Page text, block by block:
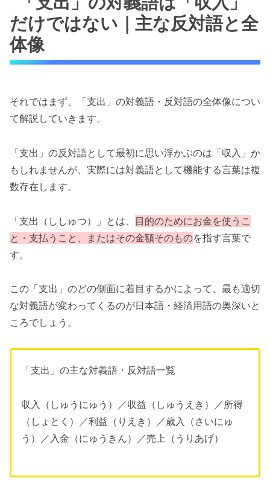
だけではない｜主な反対語と全
体像
それではまず、「支出」の対義語・反対語の全体像につい
て解説していきます。
「支出」の反対語として最初に思い浮かぶのは「収入」か
もしれませんが、実際には対義語として機能する言葉は複
数存在します。
「支出（ししゅつ）」とは、 目的のためにお金を使うこ
と・支払うこと、またはその金額そのものを指す言葉で
す。
この「支出」のどの側面に着目するかによって、最も適切
な対義語が変わってくるのが日本語・経済用語の奥深いと
ころでしょう。
「支出」の主な対義語・反対語一覧
収入（しゅうにゅう）／収益（しゅうえき）／所得
（しょとく）／利益（りえき）／歳入（さいにゅ
う）／入金（にゅうきん）／売上（うりあげ）